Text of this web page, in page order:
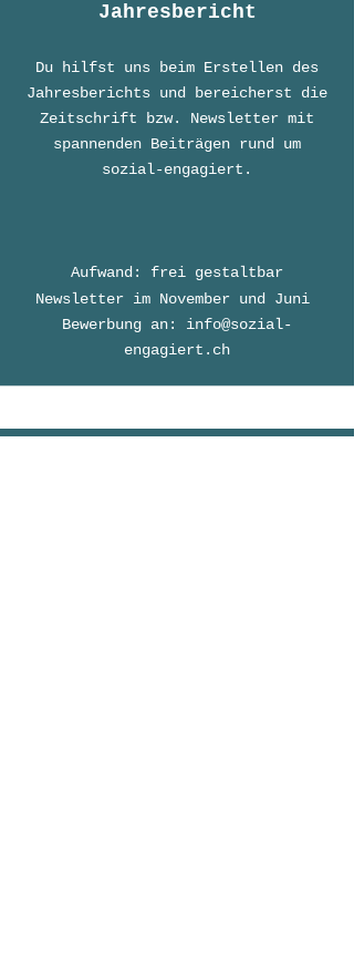
Jahresbericht
Du hilfst uns beim Erstellen des
Jahresberichts und bereicherst die
Zeitschrift bzw. Newsletter mit
spannenden Beiträgen rund um
sozial-engagiert.
Aufwand: frei gestaltbar
Newsletter im November und Juni
Bewerbung an: info@sozial-
engagiert.ch